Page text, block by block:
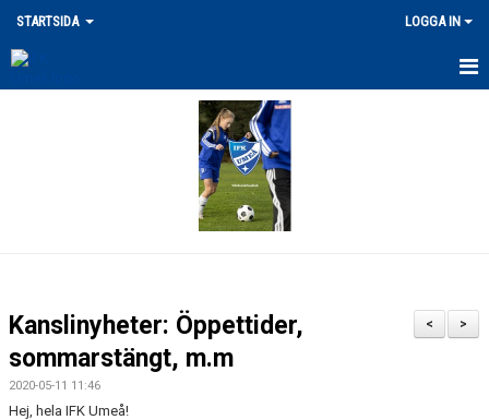
STARTSIDA LOGGA IN
FRITIDSKORTET / STÖDFOND
UTLÄGG/ERSÄTTNING
>
<
Kanslinyheter: Öppettider,
sommarstängt, m.m
2020-05-11 11:46
Hej, hela IFK Umeå!